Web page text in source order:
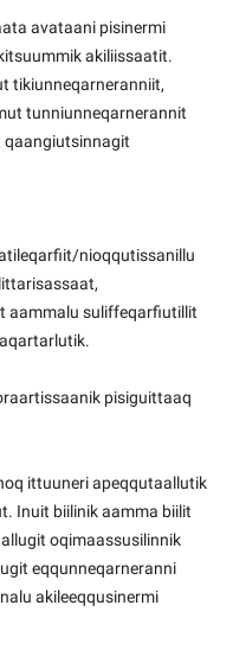
avataani pisinermi
akiliissaatit.
tikiunneqarneranniit,
tunniunneqarnerannit
qaangiutsinnagit
nioqqutissanillu
aammalu suliffeqarfiutillit
pisiguittaaq
ittuuneri apeqqutaallutik
Inuit biilinik aamma biilit
oqimaassusilinnik
eqqunneqarneranni
akileeqqusinermi